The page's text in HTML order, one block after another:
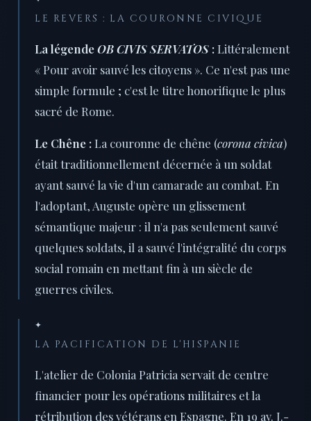
LE REVERS : LA COURONNE CIVIQUE
La légendeOB CIVIS SERVATOS : Littéralement
« Pour avoir sauvé les citoyens ». Ce n'est pas une
simple formule ; c'est le titre honorifique le plus
sacré de Rome.
Le Chêne : La couronne de chêne (corona civica)
était traditionnellement décernée à un soldat
ayant sauvé la vie d'un camarade au combat. En
l'adoptant, Auguste opère un glissement
sémantique majeur : il n'a pas seulement sauvé
quelques soldats, il a sauvé l'intégralité du corps
social romain en mettant fin à un siècle de
guerres civiles.
✦
LA PACIFICATION DE L'HISPANIE
L'atelier de Colonia Patricia servait de centre
financier pour les opérations militaires et la
rétribution des vétérans en Espagne. En 19 av. J.-